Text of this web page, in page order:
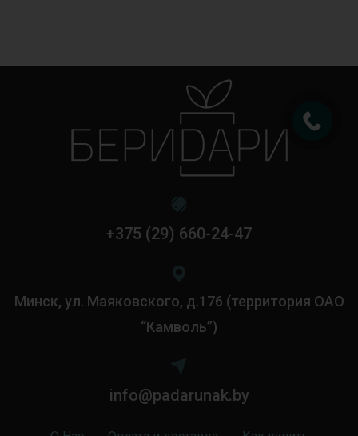
+375 (29) 660-24-47
Минск, ул. Маяковского, д.176 (территория ОАО
“Камволь”)
info@padarunak.by